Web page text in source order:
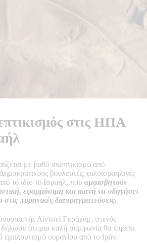
στις ΗΠΑ
με βαθύ σκεπτικισμό από
βουλευτές, φιλοϊσραηλινές
το ίδιο το Ισραήλ, που αμφισβητούν
εφαρμόσιμη και ικανή να οδηγήσει
πυρηνικές διαπραγματεύσεις.
Λίντσεϊ Γκράχαμ, στενός
ότι μια καλή συμφωνία θα έπρεπε
εμπλουτισμό ουρανίου από το Ιράν.